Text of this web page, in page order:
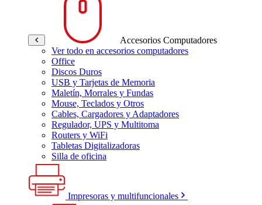
Accesorios Computadores
Ver todo en accesorios computadores
Office
Discos Duros
USB y Tarjetas de Memoria
Maletín, Morrales y Fundas
Mouse, Teclados y Otros
Cables, Cargadores y Adaptadores
Regulador, UPS y Multitoma
Routers y WiFi
Tabletas Digitalizadoras
Silla de oficina
Impresoras y multifuncionales